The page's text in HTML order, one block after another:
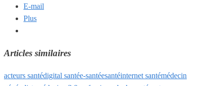
E-mail
Plus
Articles similaires
acteurs santédigital santée-santéesantéinternet santémédecin